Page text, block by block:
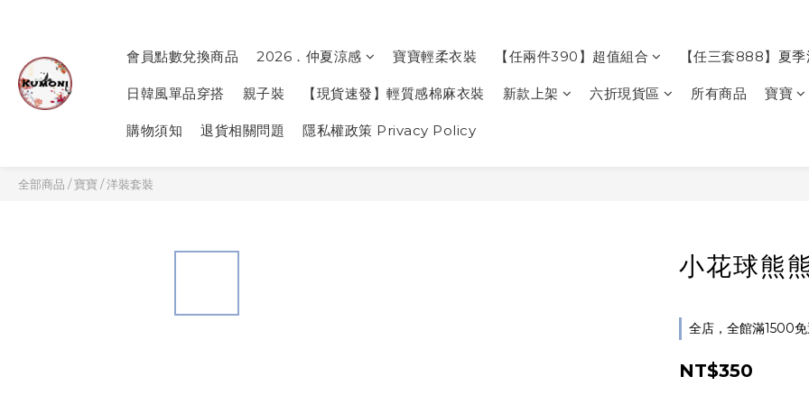
會員點數兌換商品 2026．仲夏涼感 寶寶輕柔衣裝 【任兩件390】超值組合 【任三套888】夏
日韓風單品穿搭 親子裝 【現貨速發】輕質感棉麻衣裝 新款上架 六折現貨區 所有商品 寶寶
購物須知 退貨相關問題 隱私權政策 Privacy Policy
全部商品 /寶寶/洋裝套裝
小花球熊
全店，全館滿1500
NT$350